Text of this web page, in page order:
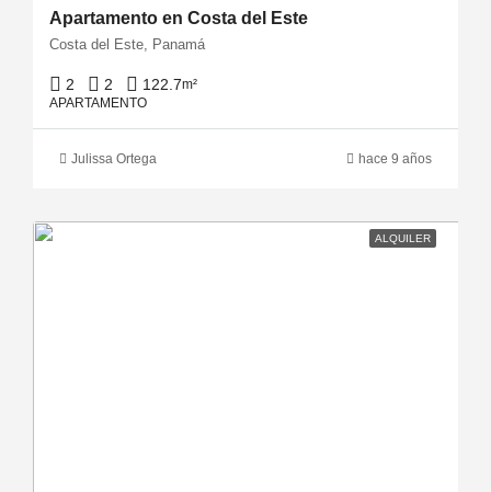
Apartamento en Costa del Este
Costa del Este, Panamá
2 2 122.7m²
APARTAMENTO
Julissa Ortega hace 9 años
ALQUILER